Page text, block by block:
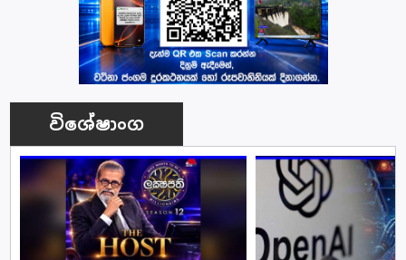
විශේෂාංග